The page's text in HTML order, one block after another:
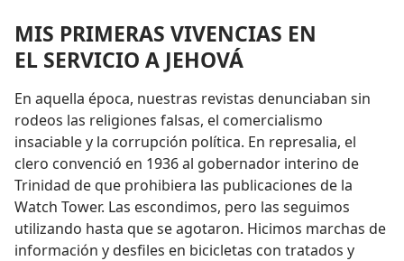
MIS PRIMERAS VIVENCIAS EN
EL SERVICIO A JEHOVÁ
En aquella época, nuestras revistas denunciaban sin
rodeos las religiones falsas, el comercialismo
insaciable y la corrupción política. En represalia, el
clero convenció en 1936 al gobernador interino de
Trinidad de que prohibiera las publicaciones de la
Watch Tower. Las escondimos, pero las seguimos
utilizando hasta que se agotaron. Hicimos marchas de
información y desfiles en bicicletas con tratados y